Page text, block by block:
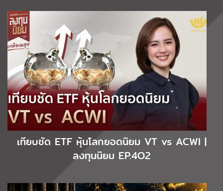
เทียบชัด ETF หุ้นโลกยอดนิยม VT vs ACWI |
ลงทุนนิยม EP.4O2